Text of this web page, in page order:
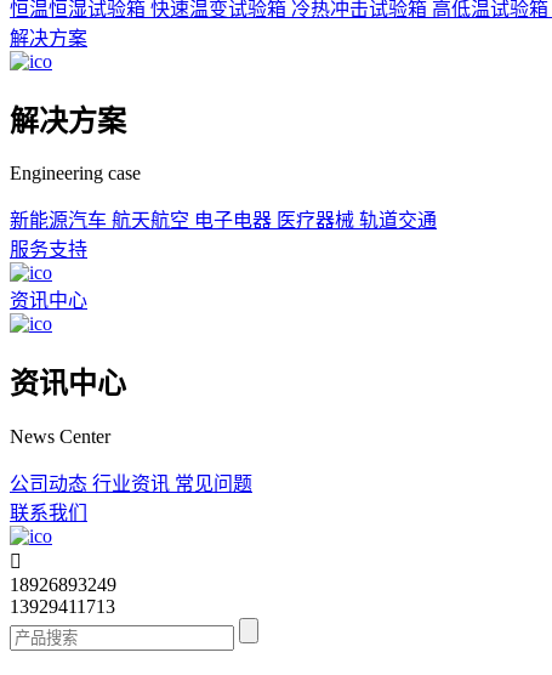
恒温恒湿试验箱 快速温变试验箱 冷热冲击试验箱 高低温试验箱
解决方案
解决方案
Engineering case
新能源汽车 航天航空 电子电器 医疗器械 轨道交通
服务支持
资讯中心
资讯中心
News Center
公司动态 行业资讯 常见问题
联系我们

18926893249
13929411713